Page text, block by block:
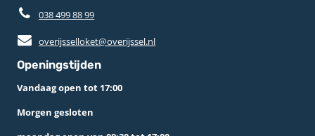
038 499 88 99
overijsselloket@overijssel.nl
Openingstijden
Vandaag open tot 17:00
Morgen gesloten